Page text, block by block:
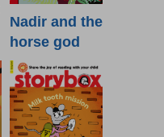
Nadir and the
horse god